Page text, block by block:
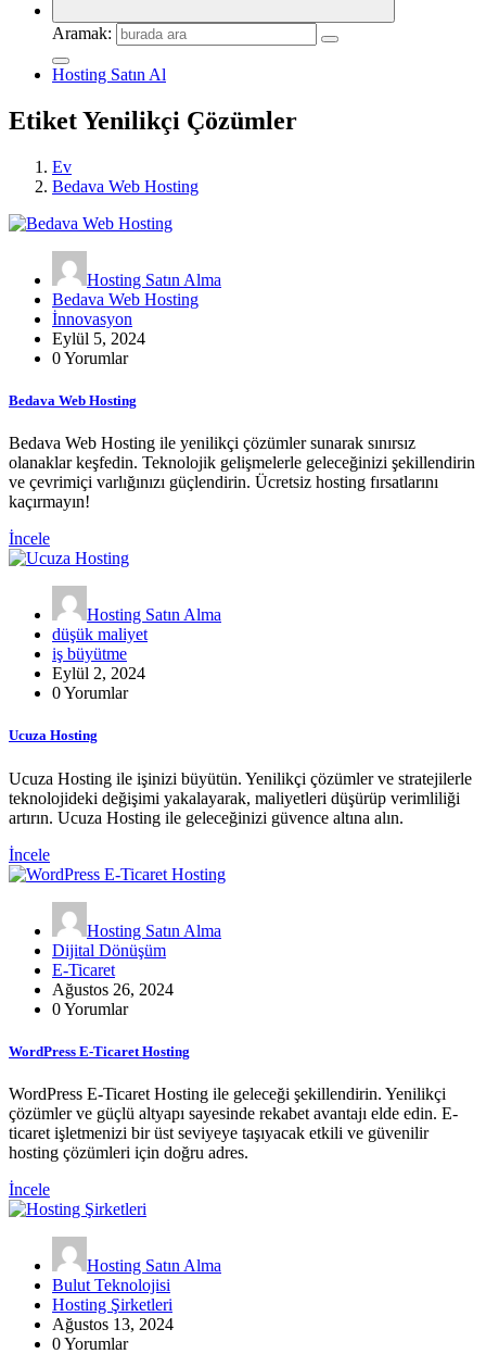
Aramak:
Hosting Satın Al
Etiket Yenilikçi Çözümler
Ev
Bedava Web Hosting
Hosting Satın Alma
Bedava Web Hosting
İnnovasyon
Eylül 5, 2024
0 Yorumlar
Bedava Web Hosting
Bedava Web Hosting ile yenilikçi çözümler sunarak sınırsız
olanaklar keşfedin. Teknolojik gelişmelerle geleceğinizi şekillendirin
ve çevrimiçi varlığınızı güçlendirin. Ücretsiz hosting fırsatlarını
kaçırmayın!
İncele
Hosting Satın Alma
düşük maliyet
iş büyütme
Eylül 2, 2024
0 Yorumlar
Ucuza Hosting
Ucuza Hosting ile işinizi büyütün. Yenilikçi çözümler ve stratejilerle
teknolojideki değişimi yakalayarak, maliyetleri düşürüp verimliliği
artırın. Ucuza Hosting ile geleceğinizi güvence altına alın.
İncele
Hosting Satın Alma
Dijital Dönüşüm
E-Ticaret
Ağustos 26, 2024
0 Yorumlar
WordPress E-Ticaret Hosting
WordPress E-Ticaret Hosting ile geleceği şekillendirin. Yenilikçi
çözümler ve güçlü altyapı sayesinde rekabet avantajı elde edin. E-
ticaret işletmenizi bir üst seviyeye taşıyacak etkili ve güvenilir
hosting çözümleri için doğru adres.
İncele
Hosting Satın Alma
Bulut Teknolojisi
Hosting Şirketleri
Ağustos 13, 2024
0 Yorumlar